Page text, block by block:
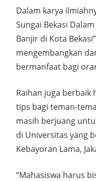
Dalam karya
Sungai Bekasi
Banjir di Kota
mengembangkan
bermanfaat bagi
Raihan juga berbaik
tips bagi teman-
masih berjuang
di Universitas yang
Kebayoran Lama,
“Mahasiswa harus